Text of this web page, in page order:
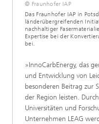
© Fraunhofer IAP
Das Fraunhofer IAP in
länderübergreifenden
nachhaltiger
Expertise bei der
bei.
»InnoCarbEnergy, das
und Entwicklung von
besonderen Beitrag zur
der Region leisten.
Universitäten und
Unternehmen LEAG